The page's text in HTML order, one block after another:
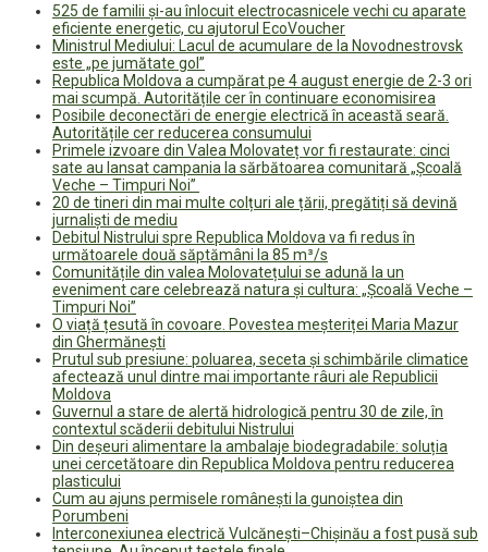
525 de familii și-au înlocuit electrocasnicele vechi cu aparate
eficiente energetic, cu ajutorul EcoVoucher
Ministrul Mediului: Lacul de acumulare de la Novodnestrovsk
este „pe jumătate gol”
Republica Moldova a cumpărat pe 4 august energie de 2-3 ori
mai scumpă. Autoritățile cer în continuare economisirea
Posibile deconectări de energie electrică în această seară.
Autoritățile cer reducerea consumului
Primele izvoare din Valea Molovateț vor fi restaurate: cinci
sate au lansat campania la sărbătoarea comunitară „Școală
Veche – Timpuri Noi”
20 de tineri din mai multe colțuri ale țării, pregătiți să devină
jurnaliști de mediu
Debitul Nistrului spre Republica Moldova va fi redus în
următoarele două săptămâni la 85 m³/s
Comunitățile din valea Molovatețului se adună la un
eveniment care celebrează natura și cultura: „Școală Veche –
Timpuri Noi”
O viață țesută în covoare. Povestea meșteriței Maria Mazur
din Ghermănești
Prutul sub presiune: poluarea, seceta și schimbările climatice
afectează unul dintre mai importante râuri ale Republicii
Moldova
Guvernul a stare de alertă hidrologică pentru 30 de zile, în
contextul scăderii debitului Nistrului
Din deșeuri alimentare la ambalaje biodegradabile: soluția
unei cercetătoare din Republica Moldova pentru reducerea
plasticului
Cum au ajuns permisele românești la gunoiștea din
Porumbeni
Interconexiunea electrică Vulcănești–Chișinău a fost pusă sub